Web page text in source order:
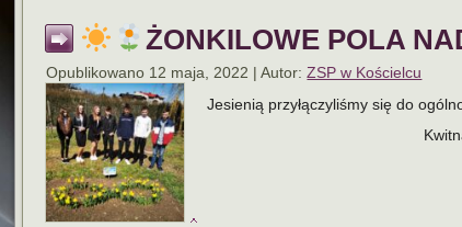
ŻONKILOWE POLA
Opublikowano 12 maja, 2022 |Autor: ZSP w Kościelcu
Jesienią przyłączyliśmy się do